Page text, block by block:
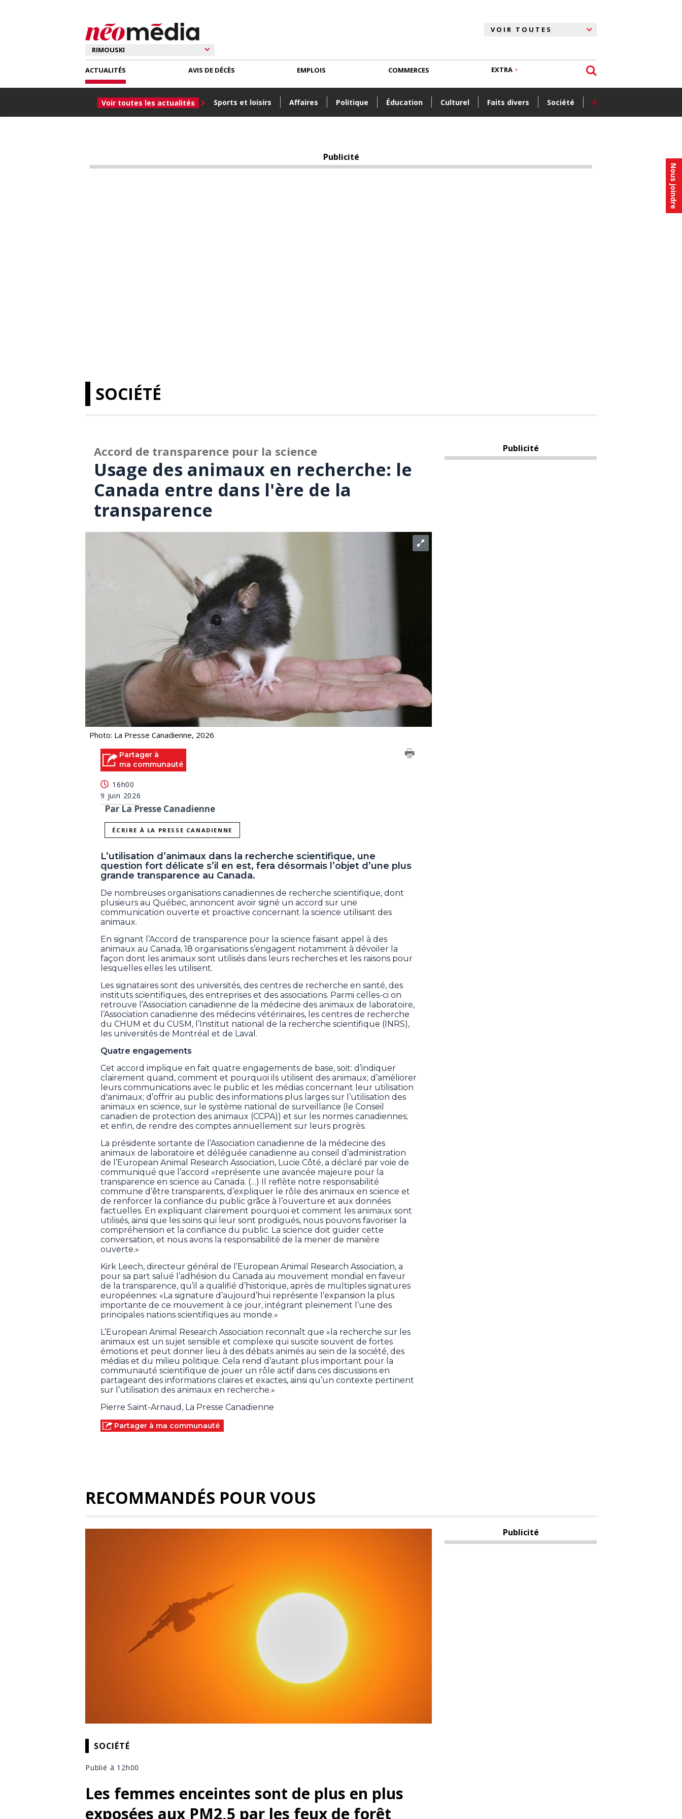
Nous joindre
ACTUALITÉS
Voir toutes les actualités Sports et loisirs Affaires Politique Éducation Culturel Faits divers Société +
AVIS DE DÉCÈS EMPLOIS COMMERCES EXTRA
Publicité
SOCIÉTÉ
Accord de transparence pour la science
Usage des animaux en recherche: le
Canada entre dans l'ère de la
transparence
Photo: La Presse Canadienne, 2026
Partager à
ma communauté
16h00
9 juin 2026
Par La Presse Canadienne
ÉCRIRE À LA PRESSE CANADIENNE
L’utilisation d’animaux dans la recherche scientifique, une
question fort délicate s’il en est, fera désormais l’objet d’une plus
grande transparence au Canada.
De nombreuses organisations canadiennes de recherche scientifique, dont
plusieurs au Québec, annoncent avoir signé un accord sur une
communication ouverte et proactive concernant la science utilisant des
animaux.
En signant l’Accord de transparence pour la science faisant appel à des
animaux au Canada, 18 organisations s’engagent notamment à dévoiler la
façon dont les animaux sont utilisés dans leurs recherches et les raisons pour
lesquelles elles les utilisent.
Les signataires sont des universités, des centres de recherche en santé, des
instituts scientifiques, des entreprises et des associations. Parmi celles-ci on
retrouve l’Association canadienne de la médecine des animaux de laboratoire,
l’Association canadienne des médecins vétérinaires, les centres de recherche
du CHUM et du CUSM, l’Institut national de la recherche scientifique (INRS),
les universités de Montréal et de Laval.
Quatre engagements
Cet accord implique en fait quatre engagements de base, soit: d’indiquer
clairement quand, comment et pourquoi ils utilisent des animaux; d’améliorer
leurs communications avec le public et les médias concernant leur utilisation
d'animaux; d’offrir au public des informations plus larges sur l’utilisation des
animaux en science, sur le système national de surveillance (le Conseil
canadien de protection des animaux (CCPA)) et sur les normes canadiennes;
et enfin, de rendre des comptes annuellement sur leurs progrès.
La présidente sortante de l’Association canadienne de la médecine des
animaux de laboratoire et déléguée canadienne au conseil d’administration
de l’European Animal Research Association, Lucie Côté, a déclaré par voie de
communiqué que l’accord «représente une avancée majeure pour la
transparence en science au Canada. (…) Il reflète notre responsabilité
commune d’être transparents, d’expliquer le rôle des animaux en science et
de renforcer la confiance du public grâce à l’ouverture et aux données
factuelles. En expliquant clairement pourquoi et comment les animaux sont
utilisés, ainsi que les soins qui leur sont prodigués, nous pouvons favoriser la
compréhension et la confiance du public. La science doit guider cette
conversation, et nous avons la responsabilité de la mener de manière
ouverte.»
Kirk Leech, directeur général de l’European Animal Research Association, a
pour sa part salué l’adhésion du Canada au mouvement mondial en faveur
de la transparence, qu’il a qualifié d’historique, après de multiples signatures
européennes: «La signature d’aujourd’hui représente l’expansion la plus
importante de ce mouvement à ce jour, intégrant pleinement l’une des
principales nations scientifiques au monde.»
L’European Animal Research Association reconnaît que «la recherche sur les
animaux est un sujet sensible et complexe qui suscite souvent de fortes
émotions et peut donner lieu à des débats animés au sein de la société, des
médias et du milieu politique. Cela rend d’autant plus important pour la
communauté scientifique de jouer un rôle actif dans ces discussions en
partageant des informations claires et exactes, ainsi qu’un contexte pertinent
sur l’utilisation des animaux en recherche.»
Pierre Saint-Arnaud, La Presse Canadienne
Partager à ma communauté
Publicité
RECOMMANDÉS POUR VOUS
SOCIÉTÉ
Publié à 12h00
Les femmes enceintes sont de plus en plus
exposées aux PM2,5 par les feux de forêt
Publicité